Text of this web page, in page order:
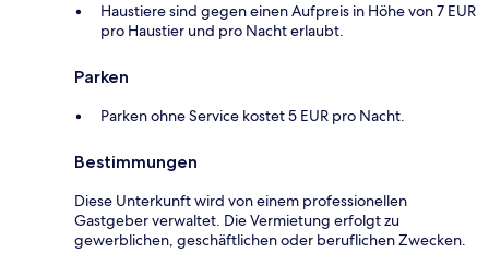
Haustiere sind gegen einen Aufpreis in Höhe von 7 EUR
pro Haustier und pro Nacht erlaubt.
Parken
Parken ohne Service kostet 5 EUR pro Nacht.
Bestimmungen
Diese Unterkunft wird von einem professionellen
Gastgeber verwaltet. Die Vermietung erfolgt zu
gewerblichen, geschäftlichen oder beruflichen Zwecken.